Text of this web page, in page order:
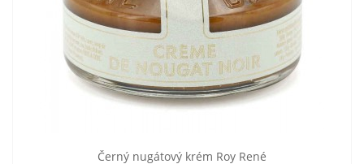
Černý nugátový krém Roy René